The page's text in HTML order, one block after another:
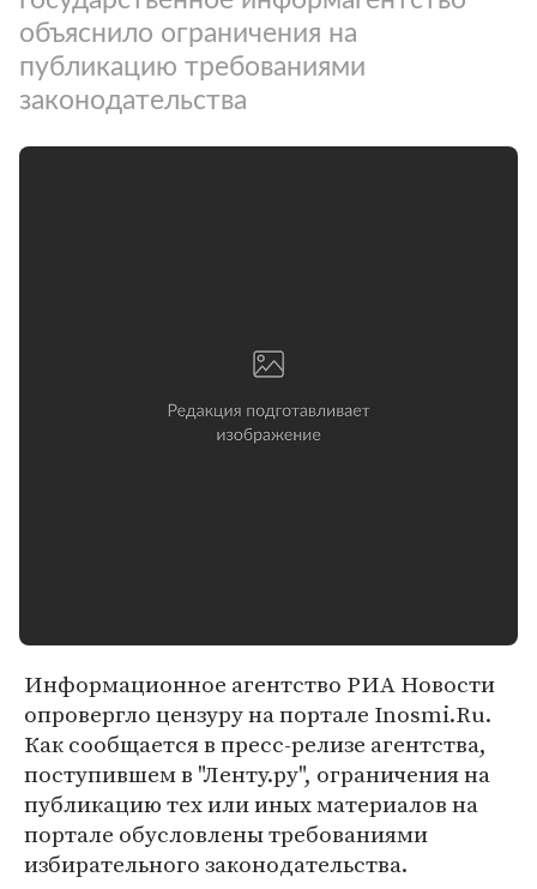
объяснило ограничения на
публикацию требованиями
законодательства
Информационное агентство РИА Новости
опровергло цензуру на портале Inosmi.Ru.
Как сообщается в пресс-релизе агентства,
поступившем в "Ленту.ру", ограничения на
публикацию тех или иных материалов на
портале обусловлены требованиями
избирательного законодательства.